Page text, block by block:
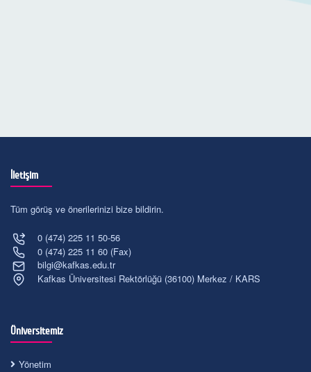
İletişim
Tüm görüş ve önerilerinizi bize bildirin.
0 (474) 225 11 50-56
0 (474) 225 11 60 (Fax)
bilgi@kafkas.edu.tr
Kafkas Üniversitesi Rektörlüğü (36100) Merkez / KARS
Üniversitemiz
Yönetim